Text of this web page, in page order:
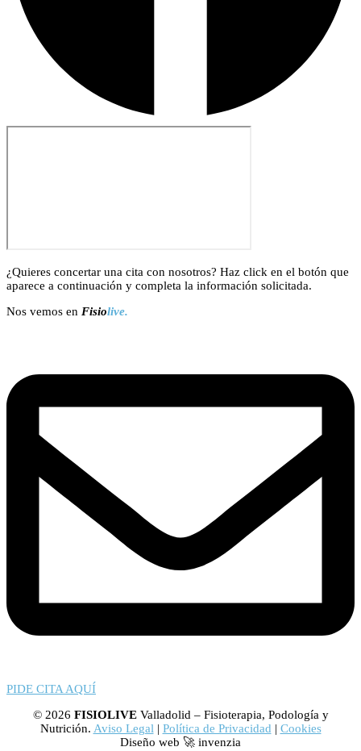
¿Quieres concertar una cita con nosotros? Haz click en el botón que
aparece a continuación y completa la información solicitada.
Nos vemos en Fisiolive.
PIDE CITA AQUÍ
© 2026 FISIOLIVEValladolid – Fisioterapia, Podología y
Nutrición. Aviso Legal | Política de Privacidad | Cookies
Diseño web 🚀 invenzia